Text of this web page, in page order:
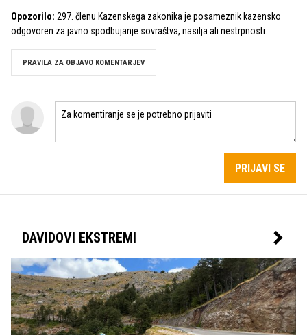
Opozorilo: 297. členu Kazenskega zakonika je posameznik kazensko
odgovoren za javno spodbujanje sovraštva, nasilja ali nestrpnosti.
PRAVILA ZA OBJAVO KOMENTARJEV
PRIJAVI SE
DAVIDOVI EKSTREMI